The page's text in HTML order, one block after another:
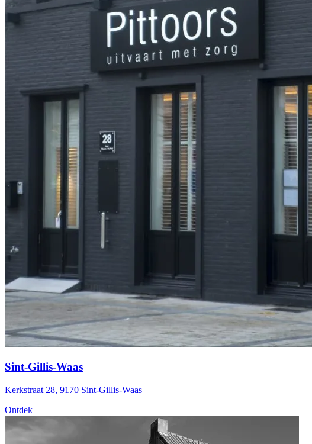
Sint-Gillis-Waas
Kerkstraat 28, 9170 Sint-Gillis-Waas
Ontdek